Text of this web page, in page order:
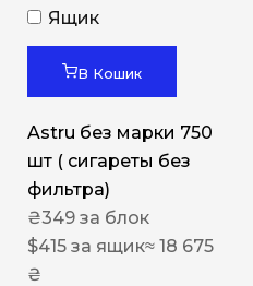
Ящик
В Кошик
Astru без марки 750
шт ( сигареты без
фильтра)
₴349 за блок
$415 за ящик≈ 18 675
₴